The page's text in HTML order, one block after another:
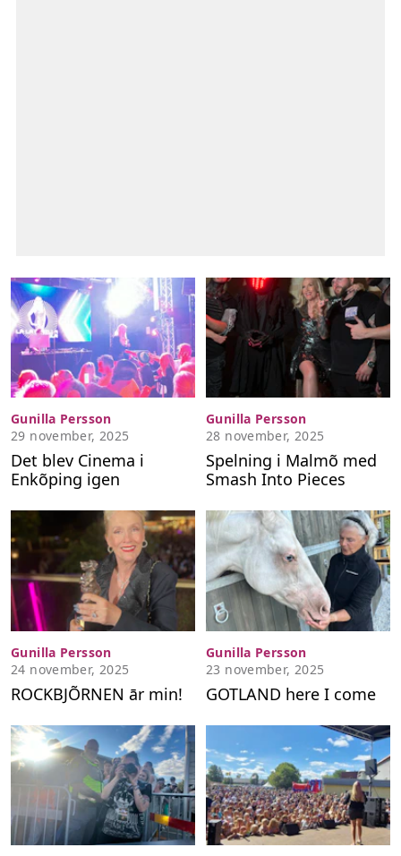
Det blev Cinema i
Enkõping igen
Gunilla Persson
29 november, 2025
Spelning i Malmõ med
Smash Into Pieces
Gunilla Persson
28 november, 2025
ROCKBJÕRNEN ār min!
Gunilla Persson
24 november, 2025
GOTLAND here I come
Gunilla Persson
23 november, 2025